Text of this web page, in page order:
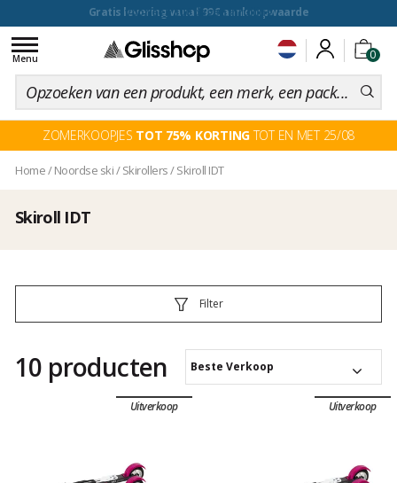
voor een 100 dagen inruiling
0
Toggle
navigation
Menu
ZOMERKOOPJES TOT 75% KORTINGTOT EN MET 25/08
Home/ Noordse ski/Skirollers/Skiroll IDT
Skiroll IDT
Filter
10 producten Beste Verkoop
Uitverkoop Uitverkoop